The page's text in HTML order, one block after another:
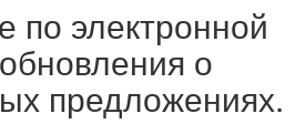
по электронной
о
предложениях.